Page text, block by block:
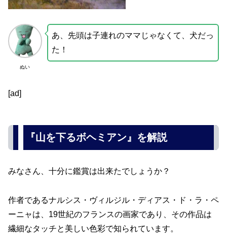
ぬい
あ、先頭は子連れのママじゃなくて、犬だっ
た！
[ad]
『山を下るボヘミアン』を解説
みなさん、十分に鑑賞は出来たでしょうか？
作者であるナルシス・ヴィルジル・ディアス・ド・ラ・ペ
ーニャは、19世紀のフランスの画家であり、その作品は
繊細なタッチと美しい色彩で知られています。